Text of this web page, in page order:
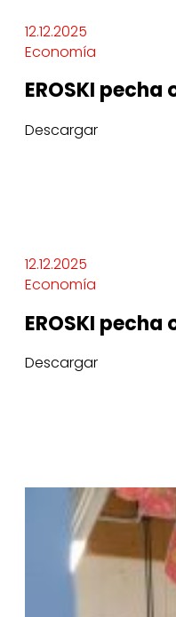
12.12.2025
Economía
EROSKI
Descargar
12.12.2025
Economía
EROSKI
Descargar